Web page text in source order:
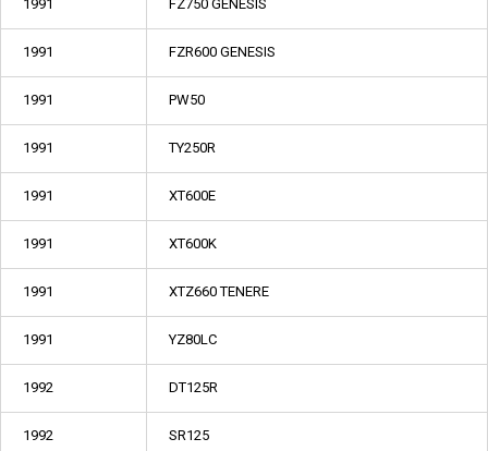
1991 FZ750 GENESIS
1991 FZR600 GENESIS
1991 PW50
1991 TY250R
1991 XT600E
1991 XT600K
1991 XTZ660 TENERE
1991 YZ80LC
1992 DT125R
1992 SR125